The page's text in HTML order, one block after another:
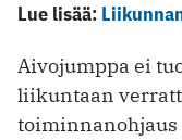
Lue lisää:
Aivojumppa ei
liikuntaan